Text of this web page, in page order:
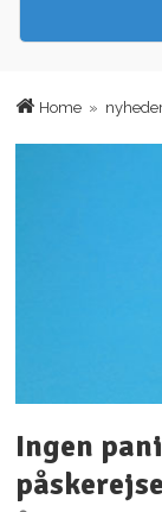
Home »
Ingen